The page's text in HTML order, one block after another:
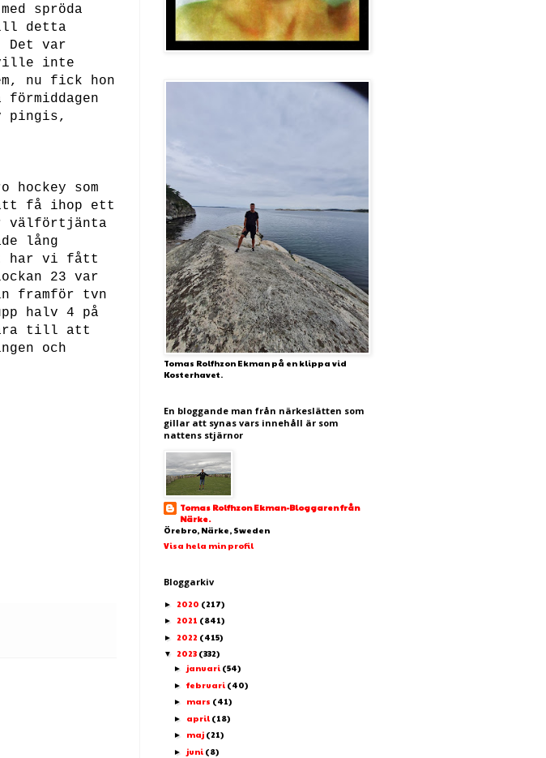
spröda
detta
Det var
ville inte
nu fick hon
pingis,
som
att få ihop ett
välförtjänta
lång
har vi fått
23 var
framför tvn
halv 4 på
till att
och
Tomas Rolfhzon Ekman på en klippa vid
Kosterhavet.
En bloggande man från närkeslätten som
gillar att synas vars innehåll är som
nattens stjärnor
Tomas Rolfhzon Ekman-Bloggaren från
Närke.
Örebro, Närke, Sweden
Visa hela min profil
Bloggarkiv
► 2020 (217)
► 2021 (841)
► 2022 (415)
▼ 2023 (332)
► januari (54)
► februari (40)
► mars (41)
► april (18)
► maj (21)
► juni (8)